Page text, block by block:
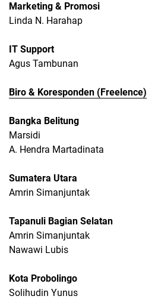
Marketing & Promosi
Linda N. Harahap
IT Support
Agus Tambunan
Biro & Koresponden (Freelence)
Bangka Belitung
Marsidi
A. Hendra Martadinata
Sumatera Utara
Amrin Simanjuntak
Tapanuli Bagian Selatan
Amrin Simanjuntak
Nawawi Lubis
Kota Probolingo
Solihudin Yunus